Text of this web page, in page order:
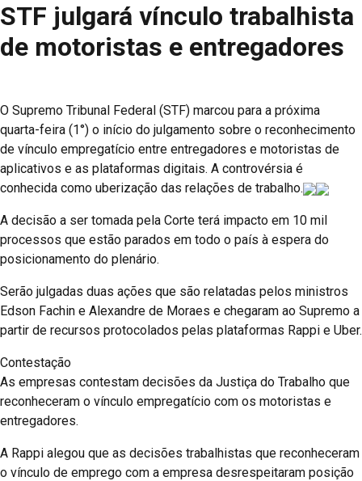
STF julgará vínculo trabalhista
de motoristas e entregadores
O Supremo Tribunal Federal (STF) marcou para a próxima
quarta-feira (1°) o início do julgamento sobre o reconhecimento
de vínculo empregatício entre entregadores e motoristas de
aplicativos e as plataformas digitais. A controvérsia é
conhecida como uberização das relações de trabalho.
A decisão a ser tomada pela Corte terá impacto em 10 mil
processos que estão parados em todo o país à espera do
posicionamento do plenário.
Serão julgadas duas ações que são relatadas pelos ministros
Edson Fachin e Alexandre de Moraes e chegaram ao Supremo a
partir de recursos protocolados pelas plataformas Rappi e Uber.
Contestação
As empresas contestam decisões da Justiça do Trabalho que
reconheceram o vínculo empregatício com os motoristas e
entregadores.
A Rappi alegou que as decisões trabalhistas que reconheceram
o vínculo de emprego com a empresa desrespeitaram posição